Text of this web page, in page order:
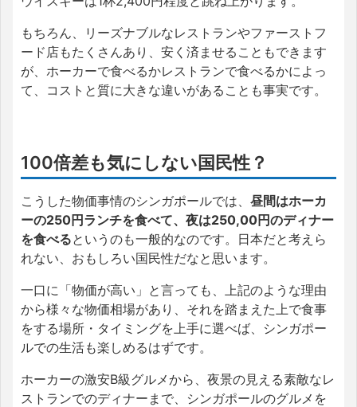
もちろん、リーズナブルなレストランやファーストフ
ード店もたくさんあり、安く済ませることもできます
が、ホーカーで食べるかレストランで食べるかによっ
て、コストと質に大きな違いがあることも事実です。
100倍差も気にしない国民性？
こうした物価事情のシンガポールでは、 昼間はホーカ
ーの250円ランチを食べて、夜は250,00円のディナー
を食べるというのも一般的なのです。日本だと考えら
れない、おもしろい国民性だなと思います。
一口に「物価が高い」と言っても、上記のような理由
から様々な物価相場があり、それを踏まえた上で食事
をする場所・タイミングを上手に選べば、シンガポー
ルでの生活も楽しめるはずです。
ホーカーの激安B級グルメから、夜景の見える素敵なレ
ストランでのディナーまで、シンガポールのグルメを